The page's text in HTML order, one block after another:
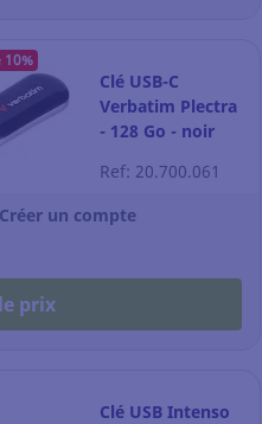
10%
Clé USB-C
Verbatim Plectra
- 128 Go - noir
Ref: 20.700.061
un compte
prix
Clé USB Intenso